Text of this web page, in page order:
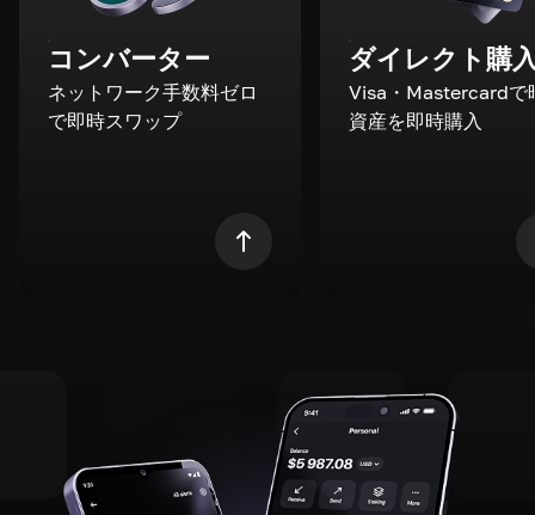
コンバーター
ネットワーク手数料ゼロ
で即時スワップ
ダイレクト購
Visa・Mastercardで
資産を即時購入